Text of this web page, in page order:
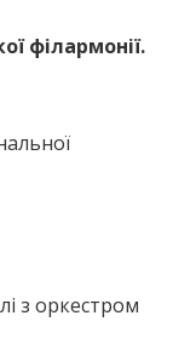
філармонії.
з оркестром